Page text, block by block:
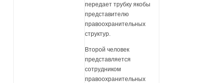
передает трубку якобы
представителю
правоохранительных
структур.
Второй человек
представляется
сотрудником
правоохранительных